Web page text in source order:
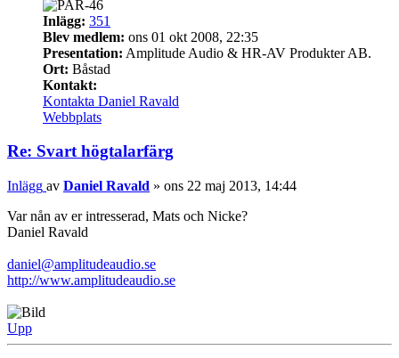
Inlägg: 351
Blev medlem: ons 01 okt 2008, 22:35
Presentation: Amplitude Audio & HR-AV Produkter AB.
Ort: Båstad
Kontakt:
Kontakta Daniel Ravald
Webbplats
Re: Svart högtalarfärg
Inlägg av Daniel Ravald » ons 22 maj 2013, 14:44
Var nån av er intresserad, Mats och Nicke?
Daniel Ravald
daniel@amplitudeaudio.se
http://www.amplitudeaudio.se
Upp